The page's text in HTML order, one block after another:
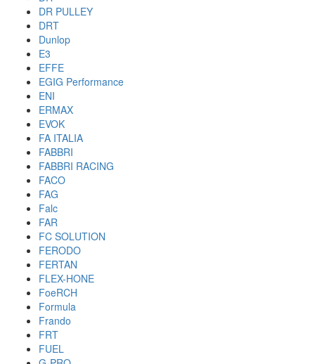
DR PULLEY
DRT
Dunlop
E3
EFFE
EGIG Performance
ENI
ERMAX
EVOK
FA ITALIA
FABBRI
FABBRI RACING
FACO
FAG
Falc
FAR
FC SOLUTION
FERODO
FERTAN
FLEX-HONE
FoeRCH
Formula
Frando
FRT
FUEL